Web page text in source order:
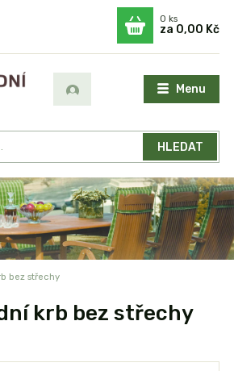
Menu
HLEDAT
0ks
za 0,00 Kč
bez střechy
krb bez střechy